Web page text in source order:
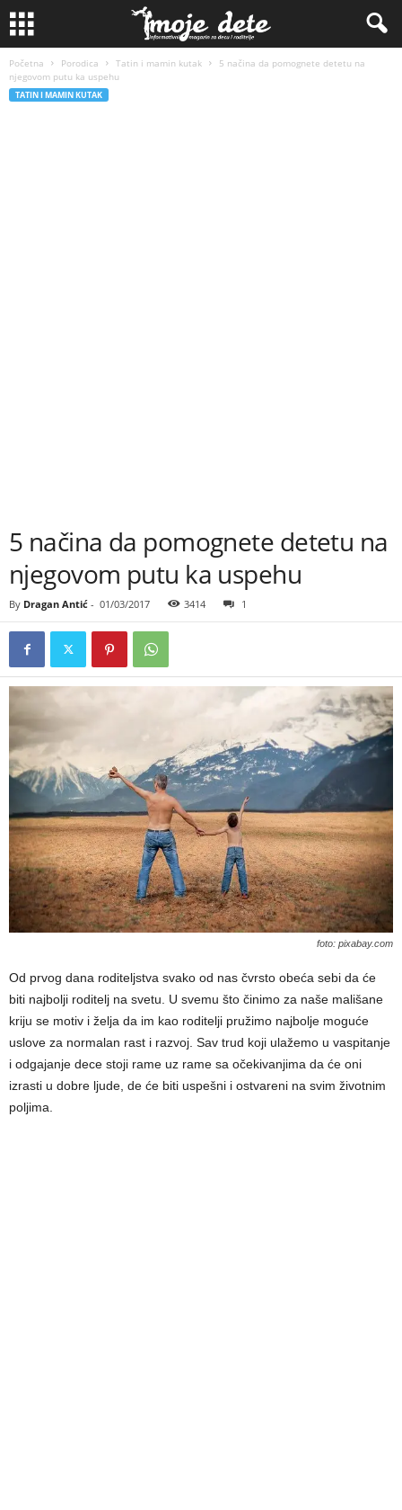
Početna Porodica Tatin i mamin kutak
5 načina da pomognete detetu na
njegovom putu ka uspehu
TATIN I MAMIN KUTAK
5 načina da pomognete detetu na
njegovom putu ka uspehu
By Dragan Antić - 01/03/2017 3414 1
foto: pixabay.com
Od prvog dana roditeljstva svako od nas čvrsto obeća sebi da će
biti najbolji roditelj na svetu. U svemu što činimo za naše mališane
kriju se motiv i želja da im kao roditelji pružimo najbolje moguće
uslove za normalan rast i razvoj. Sav trud koji ulažemo u vaspitanje
i odgajanje dece stoji rame uz rame sa očekivanjima da će oni
izrasti u dobre ljude, de će biti uspešni i ostvareni na svim životnim
poljima.